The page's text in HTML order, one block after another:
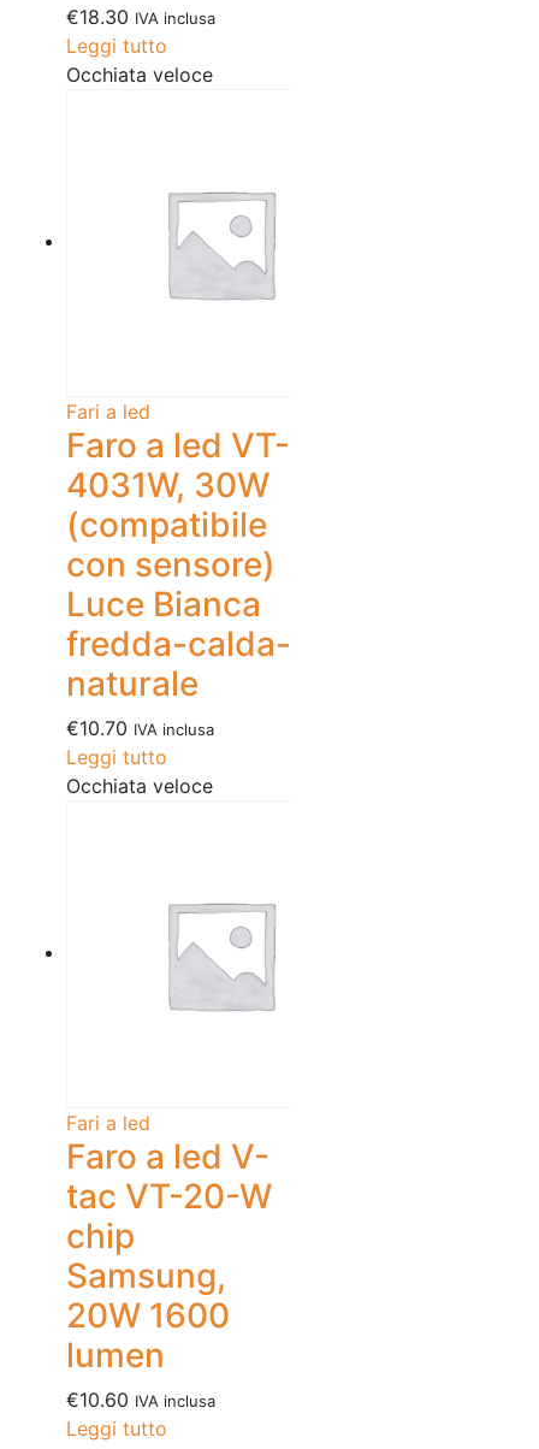
€18.30 IVA inclusa
Leggi tutto
Occhiata veloce
Fari a led
Faro a led VT-
4031W, 30W
(compatibile
con sensore)
Luce Bianca
fredda-calda-
naturale
€10.70 IVA inclusa
Leggi tutto
Occhiata veloce
Fari a led
Faro a led V-
tac VT-20-W
chip
Samsung,
20W 1600
lumen
€10.60 IVA inclusa
Leggi tutto